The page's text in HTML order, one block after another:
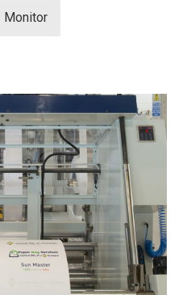
Monitor